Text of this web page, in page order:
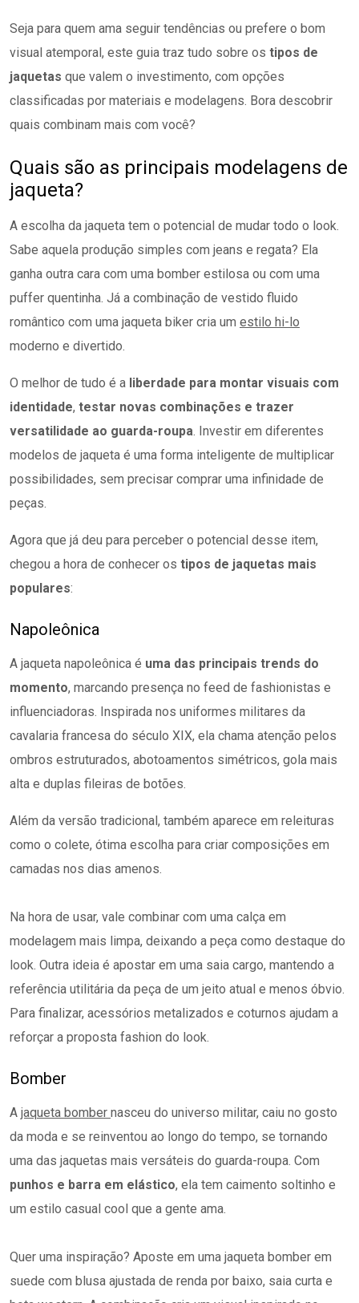
Seja para quem ama seguir tendências ou prefere o bom
visual atemporal, este guia traz tudo sobre os tipos de
jaquetas que valem o investimento, com opções
classificadas por materiais e modelagens. Bora descobrir
quais combinam mais com você?
Quais são as principais modelagens de
jaqueta?
A escolha da jaqueta tem o potencial de mudar todo o look.
Sabe aquela produção simples com jeans e regata? Ela
ganha outra cara com uma bomber estilosa ou com uma
puffer quentinha. Já a combinação de vestido fluido
romântico com uma jaqueta biker cria um estilo hi-lo
moderno e divertido.
O melhor de tudo é a liberdade para montar visuais com
identidade, testar novas combinações e trazer
versatilidade ao guarda-roupa. Investir em diferentes
modelos de jaqueta é uma forma inteligente de multiplicar
possibilidades, sem precisar comprar uma infinidade de
peças.
Agora que já deu para perceber o potencial desse item,
chegou a hora de conhecer os tipos de jaquetas mais
populares:
Napoleônica
A jaqueta napoleônica é uma das principais trends do
momento, marcando presença no feed de fashionistas e
influenciadoras. Inspirada nos uniformes militares da
cavalaria francesa do século XIX, ela chama atenção pelos
ombros estruturados, abotoamentos simétricos, gola mais
alta e duplas fileiras de botões.
Além da versão tradicional, também aparece em releituras
como o colete, ótima escolha para criar composições em
camadas nos dias amenos.
Na hora de usar, vale combinar com uma calça em
modelagem mais limpa, deixando a peça como destaque do
look. Outra ideia é apostar em uma saia cargo, mantendo a
referência utilitária da peça de um jeito atual e menos óbvio.
Para finalizar, acessórios metalizados e coturnos ajudam a
reforçar a proposta fashion do look.
Bomber
A jaqueta bomber nasceu do universo militar, caiu no gosto
da moda e se reinventou ao longo do tempo, se tornando
uma das jaquetas mais versáteis do guarda-roupa. Com
punhos e barra em elástico, ela tem caimento soltinho e
um estilo casual cool que a gente ama.
Quer uma inspiração? Aposte em uma jaqueta bomber em
suede com blusa ajustada de renda por baixo, saia curta e